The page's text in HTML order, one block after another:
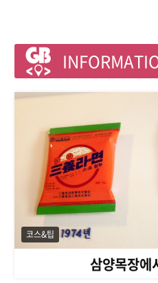
삼양목장
코스&팁